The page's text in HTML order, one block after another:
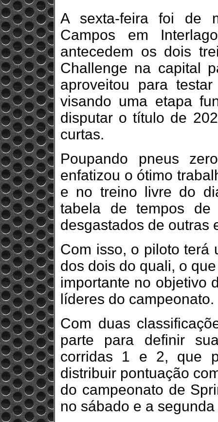
A sexta-feira foi de
Campos em
antecedem os dois
Challenge na capital
aproveitou para
visando uma etapa
disputar o título de
curtas.
Poupando pneus
enfatizou o ótimo
e no treino livre do
tabela de tempos de
desgastados de outras
Com isso, o piloto terá
dos dois do quali, o
importante no objetivo
líderes do campeonato.
Com duas
parte para definir
corridas 1 e 2, que
distribuir pontuação
do campeonato de
no sábado e a